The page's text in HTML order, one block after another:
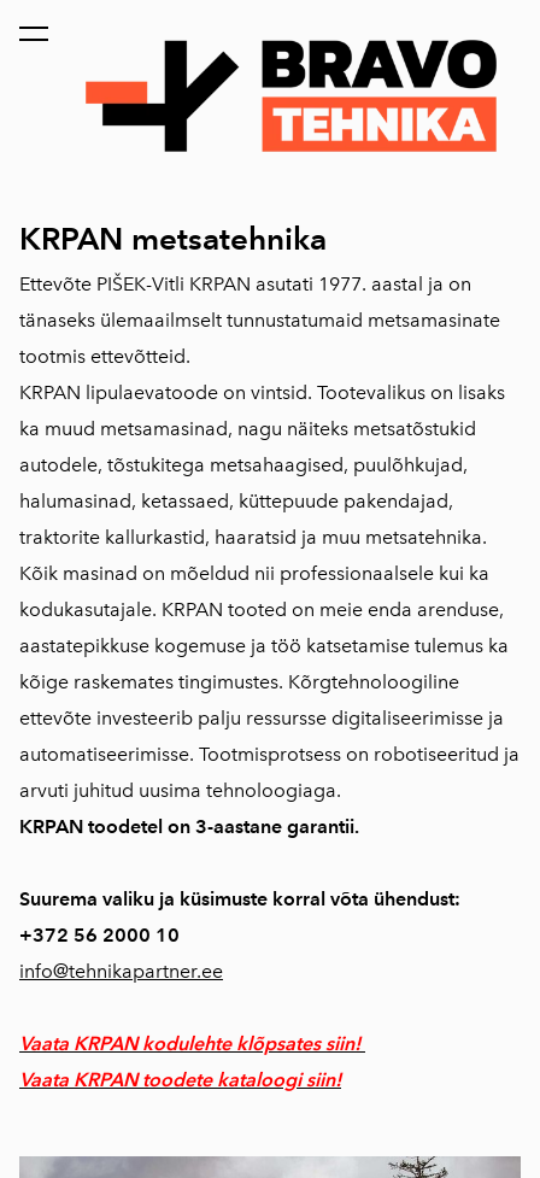
lisati ostukorvi. Vaata ostukorvi
KRPAN metsatehnika
Ettevõte PIŠEK-Vitli KRPAN asutati 1977. aastal ja on
tänaseks ülemaailmselt tunnustatumaid metsamasinate
tootmis ettevõtteid.
KRPAN lipulaevatoode on vintsid. Tootevalikus on lisaks
ka muud metsamasinad, nagu näiteks metsatõstukid
autodele, tõstukitega metsahaagised, puulõhkujad,
halumasinad, ketassaed, küttepuude pakendajad,
traktorite kallurkastid, haaratsid ja muu metsatehnika.
Kõik masinad on mõeldud nii professionaalsele kui ka
kodukasutajale. KRPAN tooted on meie enda arenduse,
aastatepikkuse kogemuse ja töö katsetamise tulemus ka
kõige raskemates tingimustes. Kõrgtehnoloogiline
ettevõte investeerib palju ressursse digitaliseerimisse ja
automatiseerimisse. Tootmisprotsess on robotiseeritud ja
arvuti juhitud uusima tehnoloogiaga.
KRPAN toodetel on 3-aastane garantii.
Suurema valiku ja küsimuste korral võta ühendust:
+372 56 2000 10
info@tehnikapartner.ee
Vaata KRPAN kodulehte klõpsates siin!
Vaata KRPAN toodete kataloogi siin!